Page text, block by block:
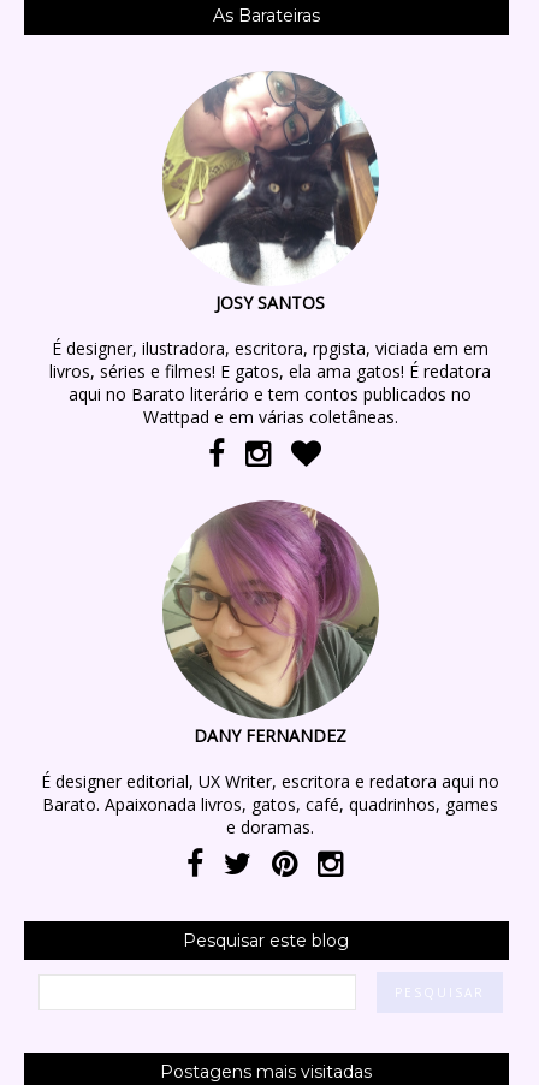
As Barateiras
JOSY SANTOS
É designer, ilustradora, escritora, rpgista, viciada em em
livros, séries e filmes! E gatos, ela ama gatos! É redatora
aqui no Barato literário e tem contos publicados no
Wattpad e em várias coletâneas.
DANY FERNANDEZ
É designer editorial, UX Writer, escritora e redatora aqui no
Barato. Apaixonada livros, gatos, café, quadrinhos, games
e doramas.
Pesquisar este blog
Postagens mais visitadas